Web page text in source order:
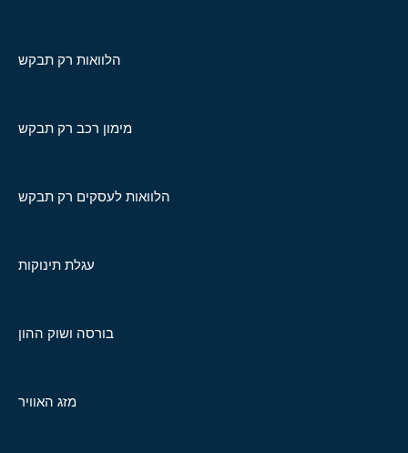
הלוואות רק תבקש
מימון רכב רק תבקש
הלוואות לעסקים רק תבקש
עגלת תינוקות
בורסה ושוק ההון
מזג האוויר